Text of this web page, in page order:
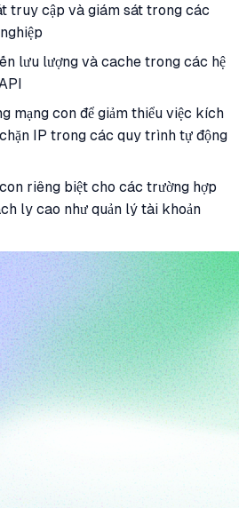
truy cập và giám sát trong các
lưu lượng và cache trong các hệ
mạng con để giảm thiểu việc kích
IP trong các quy trình tự động
riêng biệt cho các trường hợp
ly cao như quản lý tài khoản